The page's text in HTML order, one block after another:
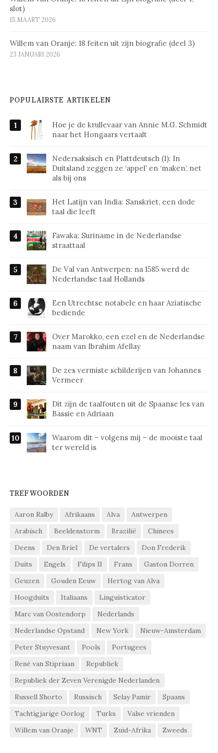
slot)
15 MAART 2026
Willem van Oranje: 18 feiten uit zijn biografie (deel 3)
23 JANUARI 2026
POPULAIRSTE ARTIKELEN
Hoe je de krullevaar van Annie M.G. Schmidt
naar het Hongaars vertaalt
Nedersaksisch en Plattdeutsch (1): In
Duitsland zeggen ze ‘appel’ en ‘maken’, net
als bij ons
Het Latijn van India: Sanskriet, een dode
taal die leeft
Fawaka: Suriname in de Nederlandse
straattaal
De Val van Antwerpen: na 1585 werd de
Nederlandse taal Hollands
Een Utrechtse notabele en haar Aziatische
bediende
Over Marokko, een ezel en de Nederlandse
naam van Ibrahim Afellay
De zes vermiste schilderijen van Johannes
Vermeer
Dit zijn de taalfouten uit de Spaanse les van
Bassie en Adriaan
Waarom dit – volgens mij – de mooiste taal
ter wereld is
TREFWOORDEN
Aaron Ralby Afrikaans Alva
Antwerpen
Arabisch
Beeldenstorm Brazilië
Chinees
Deens
Den Briel De vertalers
Don Frederik
Duits
Engels Filips II Frans
Gaston Dorren
Geuzen
Gouden Eeuw
Hertog van Alva
Hoogduits
Italiaans
Linguisticator
Marc van Oostendorp
Nederlands
Nederlandse Opstand
New York
Nieuw-Amsterdam
Peter Stuyvesant
Pools
Portugees
René van Stipriaan
Republiek
Republiek der Zeven Verenigde Nederlanden
Russell Shorto
Russisch Selay Pamir
Spaans
Tachtigjarige Oorlog
Turks
Valse vrienden
Willem van Oranje
WNT Zuid-Afrika Zweeds